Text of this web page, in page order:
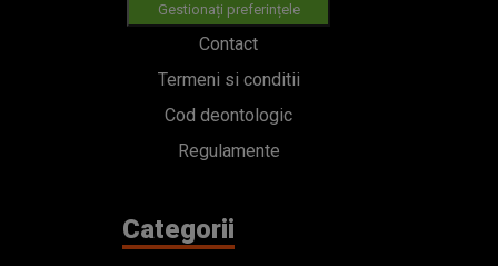
Gestionați preferințele
Contact
Termeni si conditii
Cod deontologic
Regulamente
Categorii